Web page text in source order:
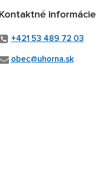
Kontaktné informácie
+421 53 489 72 03
obec@uhorna.sk